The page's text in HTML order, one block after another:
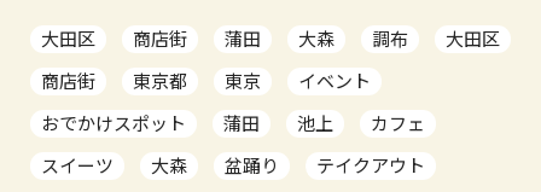
大田区 商店街 蒲田 大森 調布
大田区
商店街
東京都 東京
イベント
おでかけスポット
蒲田 池上
カフェ
スイーツ
大森 盆踊り
テイクアウト